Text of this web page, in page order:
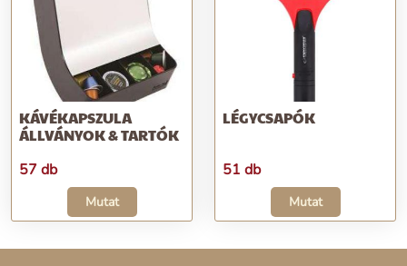
KÁVÉKAPSZULA
ÁLLVÁNYOK & TARTÓK
57 db
Mutat
LÉGYCSAPÓK
51 db
Mutat